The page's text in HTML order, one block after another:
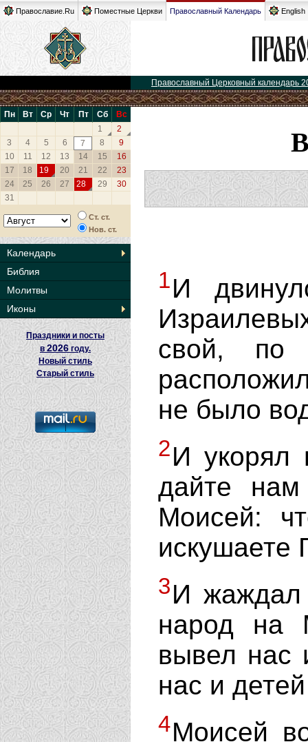
Православие.Ru Поместные Церкви Православный Календарь English
Православный Церковный календарь
Пн Вт Ср Чт Пт Сб
Вс
1
2
3
4 5 6 7 8
9
10
11 12 13 14 15
16
17
18 19 20 21 22
23
24
25 26 27 28 29
30
31
Ст. ст.
Нов. ст.
Календарь
Библия
Молитвы
Иконы
Праздники и посты
в2026 году.
Новый стиль
Старый стиль
1И
свой, по
не было
2И укорял
дайте
Моисей:
искушаете
3И жаждал
народ на
вывел нас
нас и
4Моисей